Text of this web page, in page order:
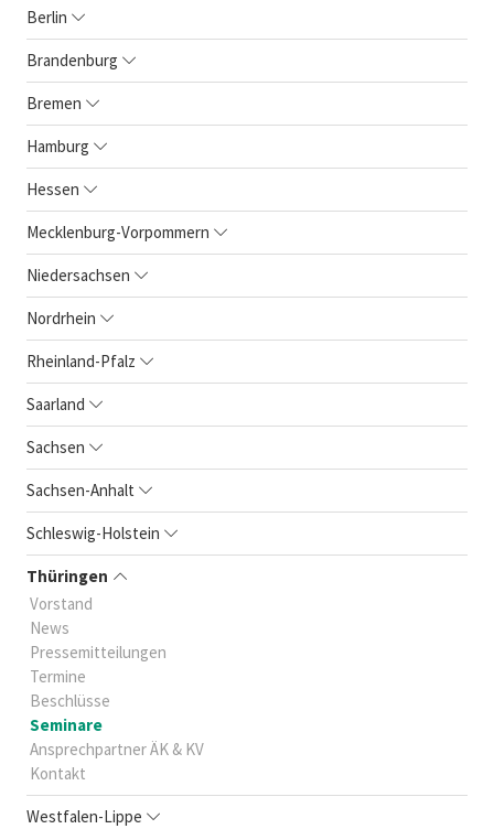
Berlin
Brandenburg
Bremen
Hamburg
Hessen
Mecklenburg-Vorpommern
Niedersachsen
Nordrhein
Rheinland-Pfalz
Saarland
Sachsen
Sachsen-Anhalt
Schleswig-Holstein
Thüringen
Vorstand
News
Pressemitteilungen
Termine
Beschlüsse
Seminare
Ansprechpartner ÄK & KV
Kontakt
Westfalen-Lippe